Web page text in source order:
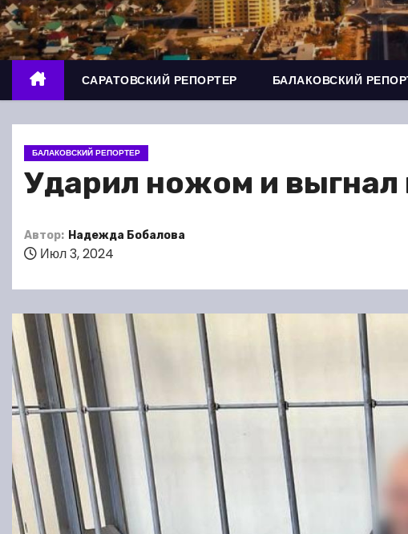
о
м
у
САРАТОВСКИЙ РЕПОРТЕР БАЛАКОВСКИЙ
БАЛАКОВСКИЙ РЕПОРТЕР
Ударил ножом и выгнал
Автор: Надежда Бобалова
Июл 3, 2024